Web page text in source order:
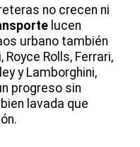
no crecen ni
lucen
urbano también
Rolls, Ferrari,
y Lamborghini,
progreso sin
lavada que